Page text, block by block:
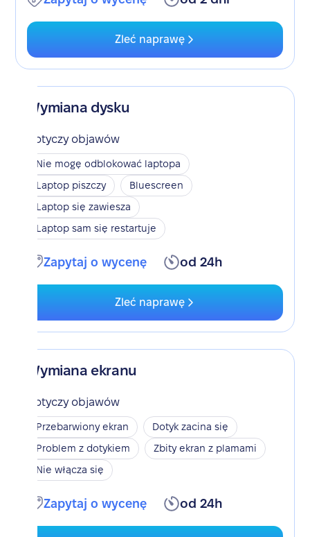
Zleć naprawę
Wymiana dysku
Dotyczy objawów
Nie mogę odblokować laptopa
Laptop piszczy
Bluescreen
Laptop się zawiesza
Laptop sam się restartuje
Zapytaj o wycenę od 24h
Zleć naprawę
Wymiana ekranu
Dotyczy objawów
Przebarwiony ekran
Dotyk zacina się
Problem z dotykiem
Zbity ekran z plamami
Nie włącza się
Zapytaj o wycenę od 24h